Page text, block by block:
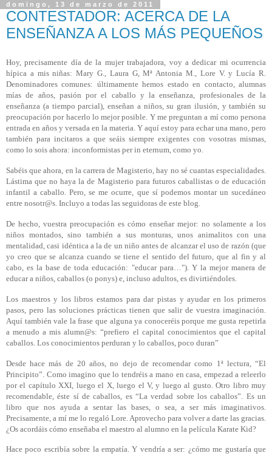
domingo, 13 de marzo de 2011
CONTESTADOR: ACERCA DE LA
ENSEÑANZA A LOS MÁS PEQUEÑOS
Hoy, precisamente día de la mujer trabajadora, voy a dedicar mi ocurrencia
hípica a mis niñas:Mary G., Laura G, Mª Antonia M., Lore V. y Lucía R.
Denominadores comunes: últimamente hemos estado en contacto, alumnas
mías de años, pasión por el caballo y la enseñanza, profesionales de la
enseñanza (a tiempo parcial), enseñan a niños, su gran ilusión, ytambién su
preocupación por hacerlo lo mejor posible. Y me preguntan a mí como persona
entrada en años y versada en la materia. Y aquí estoy para echar una mano, pero
también para incitaros a que seáis siempre exigentes con vosotras mismas,
como lo sois ahora: inconformistas per in eternum, como yo.
Sabéis que ahora, en la carrera de Magisterio, hay no sé cuantas especialidades.
Lástima que no haya la de Magisterio para futuros caballistas o de educación
infantil a caballo. Pero, se me ocurre, que sí podemos montar un sucedáneo
entre nosotr@s. Incluyo a todas las seguidoras de este blog.
De hecho, vuestra preocupación es cómo enseñar mejor: no solamente a los
niños montados, sino también a sus monturas, unos animalitos con una
mentalidad, casi idéntica a la de un niño antes de alcanzar el uso de razón (que
yo creo que se alcanza cuando se tiene el sentido del futuro, que al fin y al
cabo, es la base de toda educación: "educar para…"). Y la mejor manera de
educar a niños, caballos (o ponys) e, incluso adultos, es divirtiéndoles.
Los maestros y los libros estamos para dar pistas y ayudar en los primeros
pasos, pero las soluciones prácticas tienen que salir de vuestra imaginación.
Aquí también vale la frase que alguna ya conoceréis porque me gusta repetirla
a menudo a mis alumn@s: “prefiero el capital conocimientos que el capital
caballos. Los conocimientos perduran y lo caballos, poco duran”
Desde hace más de 20 años, no dejo de recomendar como 1ª lectura, “El
Principito”. Como imagino que lo tendréis a mano en casa, empezad a releerlo
por el capítulo XXI, luego el X, luego el V, y luego al gusto.Otro libro muy
recomendable, éste sí de caballos, es “La verdad sobre los caballos”. Es un
libro que nos ayuda a sentar las bases, o sea, a ser más imaginativos.
Precisamente, a mí me lo regaló Lore. Aprovecho para volver a darte las gracias.
¿Os acordáis cómo enseñaba el maestro al alumno en la película Karate Kid?
Hace poco escribía sobre la empatía. Y vendría a ser: ¿cómo me gustaría que